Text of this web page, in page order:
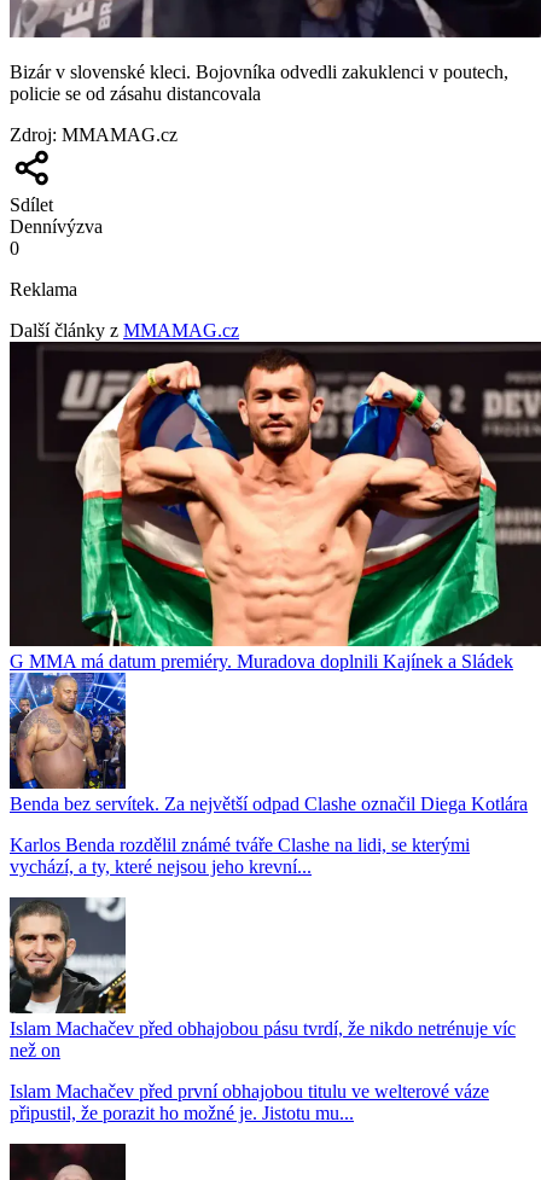
Bizár v slovenské kleci. Bojovníka odvedli zakuklenci v poutech,
policie se od zásahu distancovala
Zdroj: MMAMAG.cz
Sdílet
Dennívýzva
0
Reklama
Další články z MMAMAG.cz
G MMA má datum premiéry. Muradova doplnili Kajínek a Sládek
Benda bez servítek. Za největší odpad Clashe označil Diega Kotlára
Karlos Benda rozdělil známé tváře Clashe na lidi, se kterými
vychází, a ty, které nejsou jeho krevní...
Islam Machačev před obhajobou pásu tvrdí, že nikdo netrénuje víc
než on
Islam Machačev před první obhajobou titulu ve welterové váze
připustil, že porazit ho možné je. Jistotu mu...